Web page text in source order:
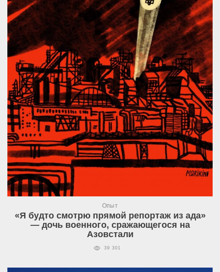
Опыт
«Я будто смотрю прямой репортаж из ада»
— дочь военного, сражающегося на
Азовстали
39 301